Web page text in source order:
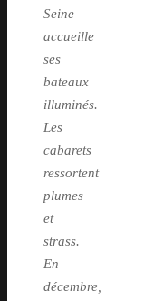
Seine
accueille
ses
bateaux
illuminés.
Les
cabarets
ressortent
plumes
et
strass.
En
décembre,